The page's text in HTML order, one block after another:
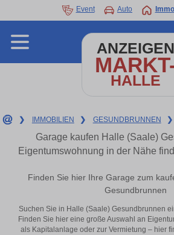
Event Auto Immo
ANZEIGEN
HALLE
❯ IMMOBILIEN ❯ GESUNDBRUNNEN ❯
Garage kaufen Halle (Saale)
Eigentumswohnung in der Nähe
Finden Sie hier Ihre Garage zum
Gesundbrunnen
Suchen Sie in Halle (Saale) Gesundbrunnen
Finden Sie hier eine große Auswahl an
als Kapitalanlage oder zur Vermietung – hier